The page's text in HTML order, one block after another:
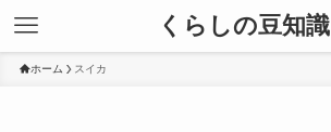
くらしの豆知識
ホーム スイカ